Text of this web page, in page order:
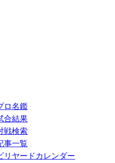
ロ名鑑
合結果
戦検索
事一覧
リヤードカレンダー